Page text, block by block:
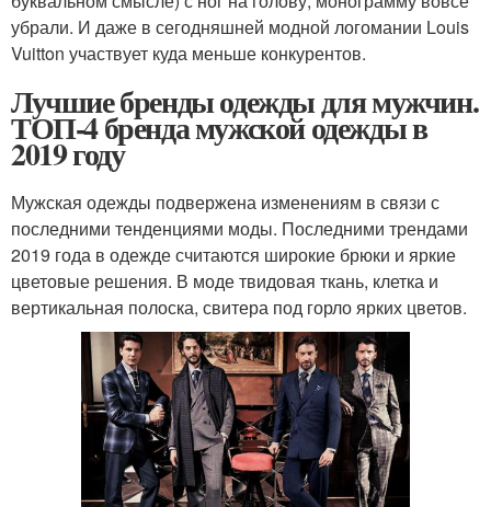
убрали. И даже в сегодняшней модной логомании Louis
Vuitton участвует куда меньше конкурентов.
Лучшие бренды одежды для мужчин.
ТОП-4 бренда мужской одежды в
2019 году
Мужская одежды подвержена изменениям в связи с
последними тенденциями моды. Последними трендами
2019 года в одежде считаются широкие брюки и яркие
цветовые решения. В моде твидовая ткань, клетка и
вертикальная полоска, свитера под горло ярких цветов.